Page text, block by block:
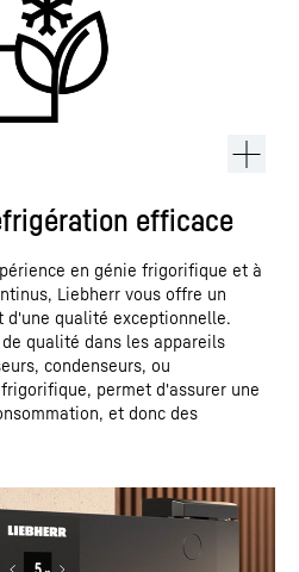
efficace
en génie frigorifique et à
Liebherr vous offre un
d'une qualité exceptionnelle.
qualité dans les appareils
condenseurs, ou
permet d'assurer une
et donc des